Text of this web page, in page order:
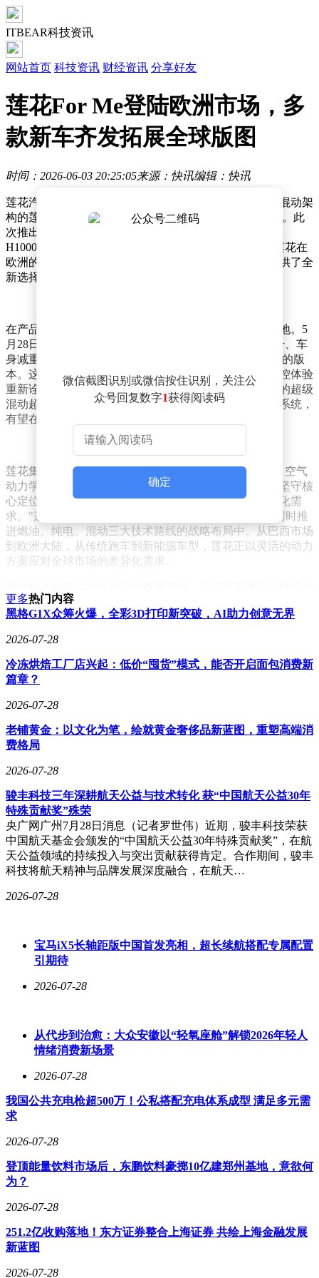
ITBEAR科技资讯
网站首页 科技资讯 财经资讯 分享好友
莲花For Me登陆欧洲市场，多
款新车齐发拓展全球版图
时间：2026-06-03 20:25:05来源：快讯编辑：快讯
莲花汽车近日在欧洲市场再落关键一子，搭载路遥超级混动架
构的莲花For Me（海外版命名为Eletre X）正式开启销售。此
次推出的车型包含入门版Eletre X H550与旗舰版Eletre X
H1000，起售价定为96,990欧元。这一动作不仅完善了莲花在
欧洲的产品布局，更以高性能混动技术为当地消费者提供了全
新选择，成为其"Focus 2030"战略推进的重要里程碑。
在产品迭代层面，莲花正以多线并进的策略加速技术落地。5
月28日全球发布的Emira 420 Sport，通过发动机功率提升、车
身减重及空气动力学优化，成为EMIRA系列中性能最强的版
本。这款专为机械驾驶爱好者打造的车型，以纯粹的操控体验
重新诠释了运动跑车的核心价值。而计划于2028年推出的超级
混动超跑Type 135，将搭载莲花自主研发的V8混合动力系统，
有望在智能电动时代树立混动超跑的技术新标杆。
莲花集团CEO冯擎峰在战略解读中强调："轻量化设计、空气
动力学优化与极致驾控体验始终是莲花的品牌基因。在坚守核
心定位的同时，我们通过技术创新满足不同市场的个性化需
求。"这种"DNA不变，形式创新"的理念，体现在莲花同时推
进燃油、纯电、混动三大技术路线的战略布局中。从巴西市场
到欧洲大陆，从传统跑车到新能源车型，莲花正以灵活的动力
方案应对全球市场的差异化需求。
发展路径。在保持驾驶乐趣核心价值的前提下，其产品谱系已
覆盖多个细分市场，形成燃油车与新能源车协同发展的格局。
可持续的增长动能。
微信截图识别或微信按住识别，关注公
众号回复数字1获得阅读码
确定
更多热门内容
黑格G1X众筹火爆，全彩3D打印新突破，AI助力创意无界
2026-07-28
冷冻烘焙工厂店兴起：低价“囤货”模式，能否开启面包消费新
篇章？
2026-07-28
老铺黄金：以文化为笔，绘就黄金奢侈品新蓝图，重塑高端消
费格局
2026-07-28
骏丰科技三年深耕航天公益与技术转化 获“中国航天公益30年
特殊贡献奖”殊荣
央广网广州7月28日消息（记者罗世伟）近期，骏丰科技荣获
中国航天基金会颁发的“中国航天公益30年特殊贡献奖”，在航
天公益领域的持续投入与突出贡献获得肯定。合作期间，骏丰
科技将航天精神与品牌发展深度融合，在航天…
2026-07-28
宝马iX5长轴距版中国首发亮相，超长续航搭配专属配置
引期待
2026-07-28
从代步到治愈：大众安徽以“轻氧座舱”解锁2026年轻人
情绪消费新场景
2026-07-28
我国公共充电枪超500万！公私搭配充电体系成型 满足多元需
求
2026-07-28
登顶能量饮料市场后，东鹏饮料豪掷10亿建郑州基地，意欲何
为？
2026-07-28
251.2亿收购落地！东方证券整合上海证券 共绘上海金融发展
新蓝图
2026-07-28